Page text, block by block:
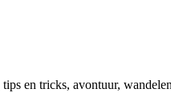
en tricks, avontuur,